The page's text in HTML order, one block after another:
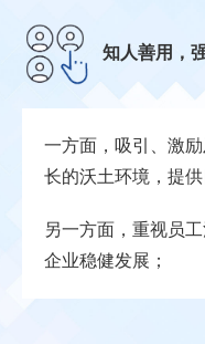
知人善用，
一方面，吸引、激
长的沃土环境，提
另一方面，重视员
企业稳健发展；